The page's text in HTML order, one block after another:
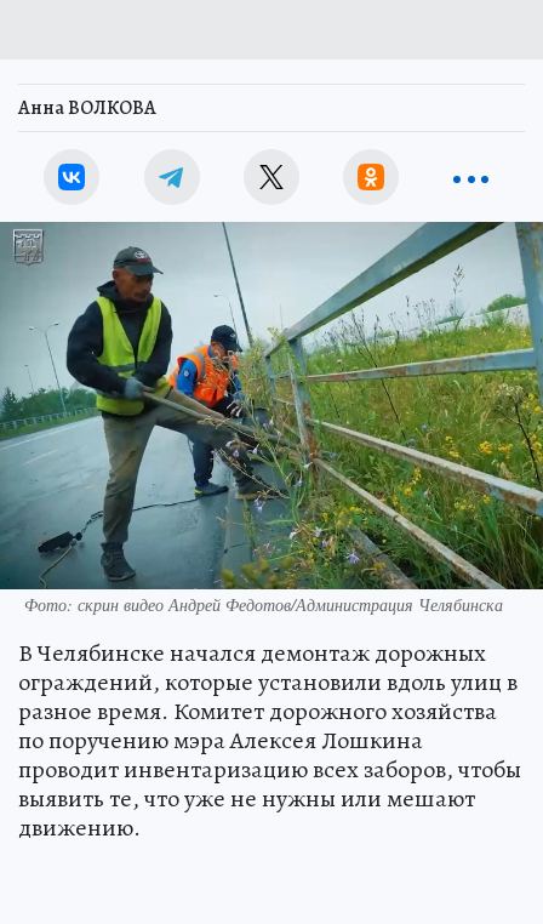
Анна ВОЛКОВА
Фото: скрин видео Андрей Федотов/Администрация Челябинска
В Челябинске начался демонтаж дорожных
ограждений, которые установили вдоль улиц в
разное время. Комитет дорожного хозяйства
по поручению мэра Алексея Лошкина
проводит инвентаризацию всех заборов, чтобы
выявить те, что уже не нужны или мешают
движению.